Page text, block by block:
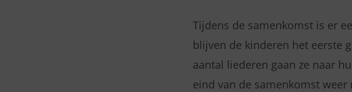
Tijdens de samenkomst is er
blijven de kinderen het eerste
aantal liederen gaan ze naar
eind van de samenkomst